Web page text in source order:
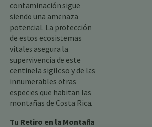
contaminación sigue
siendo una amenaza
potencial. La protección
de estos ecosistemas
vitales asegura la
supervivencia de este
centinela sigiloso y de las
innumerables otras
especies que habitan las
montañas de Costa Rica.
Tu Retiro en la Montaña